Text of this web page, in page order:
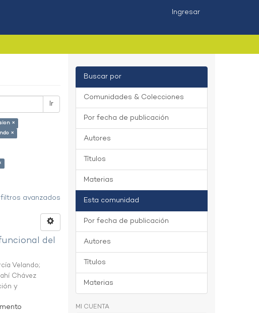
Ingresar
Ir
×
×
avanzados
del
Velando;
Chávez
y
Buscar por
Comunidades & Colecciones
Por fecha de publicación
Autores
Títulos
Materias
Esta comunidad
Por fecha de publicación
Autores
Títulos
Materias
MI CUENTA